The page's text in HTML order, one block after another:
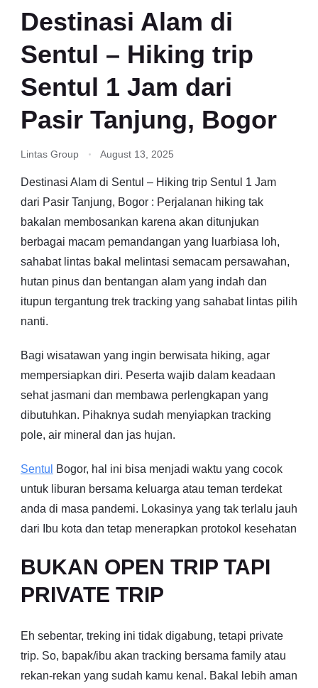
Destinasi Alam di
Sentul – Hiking trip
Sentul 1 Jam dari
Pasir Tanjung, Bogor
Lintas Group August 13, 2025
Destinasi Alam di Sentul – Hiking trip Sentul 1 Jam
dari Pasir Tanjung, Bogor : Perjalanan hiking tak
bakalan membosankan karena akan ditunjukan
berbagai macam pemandangan yang luarbiasa loh,
sahabat lintas bakal melintasi semacam persawahan,
hutan pinus dan bentangan alam yang indah dan
itupun tergantung trek tracking yang sahabat lintas pilih
nanti.
Bagi wisatawan yang ingin berwisata hiking, agar
mempersiapkan diri. Peserta wajib dalam keadaan
sehat jasmani dan membawa perlengkapan yang
dibutuhkan. Pihaknya sudah menyiapkan tracking
pole, air mineral dan jas hujan.
Sentul
Bogor, hal ini bisa menjadi waktu yang cocok
untuk liburan bersama keluarga atau teman terdekat
anda di masa pandemi. Lokasinya yang tak terlalu jauh
dari Ibu kota dan tetap menerapkan protokol kesehatan
BUKAN OPEN TRIP TAPI
PRIVATE TRIP
Eh sebentar, treking ini tidak digabung, tetapi private
trip. So, bapak/ibu akan tracking bersama family atau
rekan-rekan yang sudah kamu kenal. Bakal lebih aman